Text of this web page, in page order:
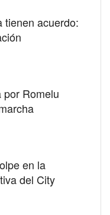
tienen acuerdo:
Romelu
en la
del City